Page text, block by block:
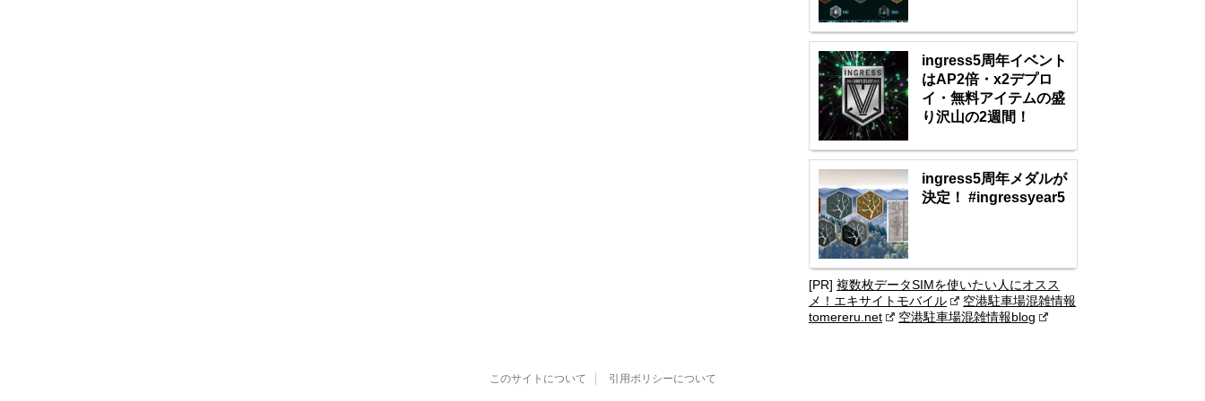
ingress5周年イベント
はAP2倍・x2デプロ
イ・無料アイテムの盛
り沢山の2週間！
ingress5周年メダルが
決定！ #ingressyear5
[PR] 複数枚データSIMを使いたい人にオスス
メ！エキサイトモバイル
空港駐車場混雑情報
tomereru.net
空港駐車場混雑情報blog
このサイトについて 引用ポリシーについて